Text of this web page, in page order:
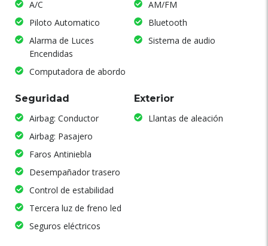
A/C
Piloto Automatico
Alarma de Luces
Encendidas
Computadora de abordo
AM/FM
Bluetooth
Sistema de audio
Seguridad
Airbag: Conductor
Airbag: Pasajero
Faros Antiniebla
Desempañador trasero
Control de estabilidad
Tercera luz de freno led
Seguros eléctricos
Exterior
Llantas de aleación